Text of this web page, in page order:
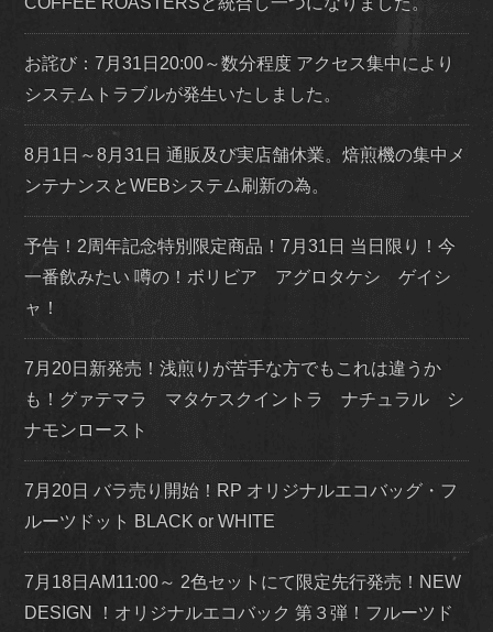
お詫び：7月31日20:00～数分程度 アクセス集中により
システムトラブルが発生いたしました。
8月1日～8月31日 通販及び実店舗休業。焙煎機の集中メ
ンテナンスとWEBシステム刷新の為。
予告！2周年記念特別限定商品！7月31日 当日限り！今
一番飲みたい 噂の！ボリビア アグロタケシ ゲイシ
ャ！
7月20日新発売！浅煎りが苦手な方でもこれは違うか
も！グァテマラ マタケスクイントラ ナチュラル シ
ナモンロースト
7月20日 バラ売り開始！RP オリジナルエコバッグ・フ
ルーツドット BLACK or WHITE
7月18日AM11:00～ 2色セットにて限定先行発売！NEW
DESIGN ！オリジナルエコバック 第３弾！フルーツド